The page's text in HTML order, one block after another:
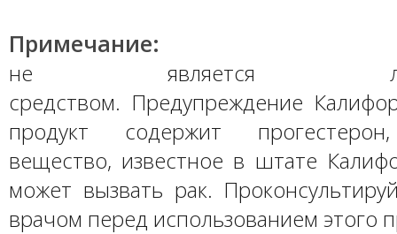
Примечание:
не является
средством. Предупреждение
продукт содержит
вещество, известное в штате
может вызвать рак.
врачом перед использованием этого